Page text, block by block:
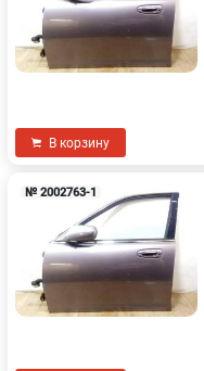
В корзину
№ 2002763-1